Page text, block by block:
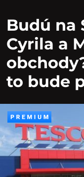
Budú na
Cyrila a
to bude